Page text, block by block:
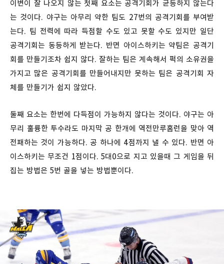
이변이 잘 나오지 않는 첫째 요소는 공격기회가 균등하지 않는다
는 것이다. 야구는 아무리 약한 팀도 27번의 공격기회를 부여받
는다. 팀 전력에 따라 득점할 수도 있고 못할 수도 있지만 일단
공격기회는 동등하게 받는다. 반면 아이스하키는 약팀은 공격기
회를 만들기조차 쉽지 않다. 잘하는 팀은 계속해서 퍽의 소유권을
가지고 많은 공격기회를 만들어내지만 못하는 팀은 공격기회 자
체를 만들기가 쉽지 않았다.
둘째 요소는 한번에 다득점이 가능하지 않다는 것이다. 야구는 아
무리 훌륭한 투수라도 마지막 공 한개에 역전만루홈런을 맞아 역
전패하는 것이 가능하다. 공 하나에 4점까지 낼 수 있다. 반면 아
이스하키는 무조건 1점이다. 5대0으로 지고 있을때 그 게임을 뒤
집는 방법은 5번 골을 넣는 방법뿐이다.